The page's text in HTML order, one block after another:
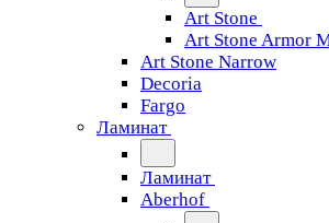
Art Stone
Art Stone Armor
Art Stone Narrow
Decoria
Fargo
Ламинат
Ламинат
Aberhof